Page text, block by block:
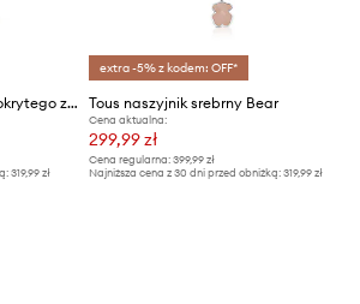
Tous naszyjnik ze srebra pokrytego złotem Basics
319,99 zł
extra -5% z kodem: OFF*
Tous naszyjnik srebrny Bear
Cena aktualna:
299,99 zł
Cena regularna:399,99 zł
Najniższa cena z 30 dni przed obniżką:319,99 zł